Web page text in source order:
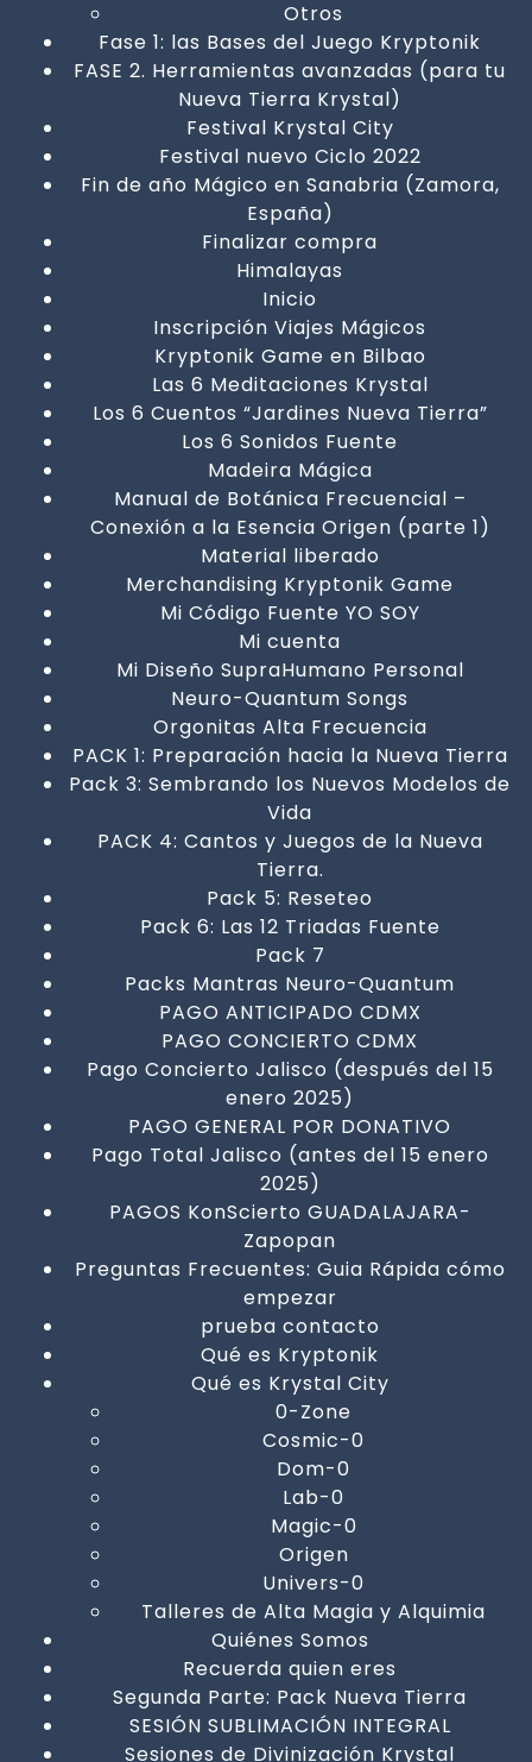
Otros
Fase 1: las Bases del Juego Kryptonik
FASE 2. Herramientas avanzadas (para tu
Nueva Tierra Krystal)
Festival Krystal City
Festival nuevo Ciclo 2022
Fin de año Mágico en Sanabria (Zamora,
España)
Finalizar compra
Himalayas
Inicio
Inscripción Viajes Mágicos
Kryptonik Game en Bilbao
Las 6 Meditaciones Krystal
Los 6 Cuentos “Jardines Nueva Tierra”
Los 6 Sonidos Fuente
Madeira Mágica
Manual de Botánica Frecuencial –
Conexión a la Esencia Origen (parte 1)
Material liberado
Merchandising Kryptonik Game
Mi Código Fuente YO SOY
Mi cuenta
Mi Diseño SupraHumano Personal
Neuro-Quantum Songs
Orgonitas Alta Frecuencia
PACK 1: Preparación hacia la Nueva Tierra
Pack 3: Sembrando los Nuevos Modelos de
Vida
PACK 4: Cantos y Juegos de la Nueva
Tierra.
Pack 5: Reseteo
Pack 6: Las 12 Triadas Fuente
Pack 7
Packs Mantras Neuro-Quantum
PAGO ANTICIPADO CDMX
PAGO CONCIERTO CDMX
Pago Concierto Jalisco (después del 15
enero 2025)
PAGO GENERAL POR DONATIVO
Pago Total Jalisco (antes del 15 enero
2025)
PAGOS KonScierto GUADALAJARA-
Zapopan
Preguntas Frecuentes: Guia Rápida cómo
empezar
prueba contacto
Qué es Kryptonik
Qué es Krystal City
0-Zone
Cosmic-0
Dom-0
Lab-0
Magic-0
Origen
Univers-0
Talleres de Alta Magia y Alquimia
Quiénes Somos
Recuerda quien eres
Segunda Parte: Pack Nueva Tierra
SESIÓN SUBLIMACIÓN INTEGRAL
Sesiones de Divinización Krystal